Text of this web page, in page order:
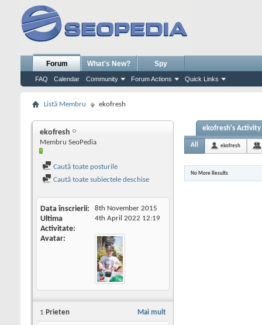
Forum
FAQ Calendar Community Forum Actions Quick Links
What's New? Spy
Listă Membru ekofresh
ekofresh
Membru SeoPedia
Caută toate posturile
Caută toate subiectele deschise
Data înscrierii 8th November 2015
Ultima
Activitate
4th April 2022 12:19
Avatar
Mai mult
1 Prieten
ekofresh's Activity
All ekofresh
No More Results